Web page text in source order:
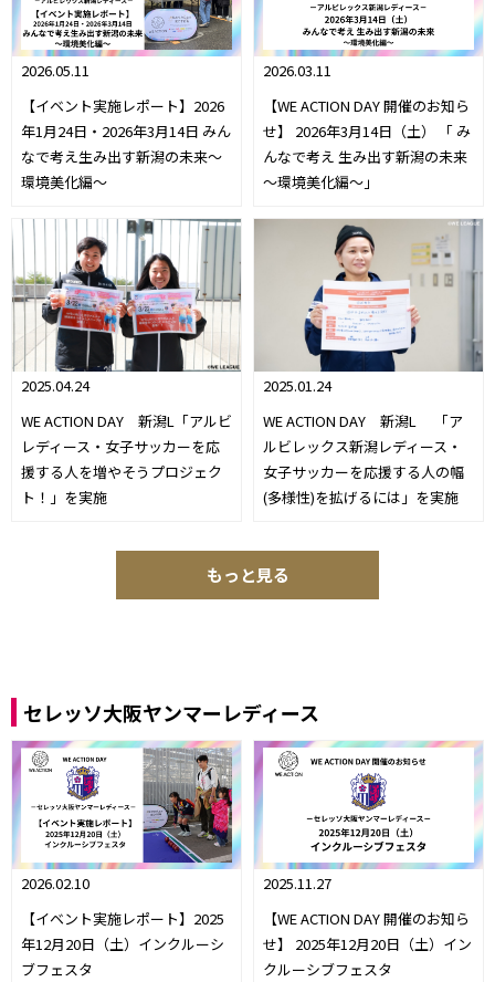
2026.05.11
【イベント実施レポート】2026
年1月24日・2026年3月14日 みん
なで考え生み出す新潟の未来～
環境美化編～
2026.03.11
【WE ACTION DAY 開催のお知ら
せ】 2026年3月14日（土） 「 み
んなで考え 生み出す新潟の未来
～環境美化編～」
2025.04.24
WE ACTION DAY 新潟L「アルビ
レディース・女子サッカーを応
援する人を増やそうプロジェク
ト！」を実施
2025.01.24
WE ACTION DAY 新潟L 「ア
ルビレックス新潟レディース・
女子サッカーを応援する人の幅
(多様性)を拡げるには」を実施
もっと見る
セレッソ大阪ヤンマーレディース
2026.02.10
【イベント実施レポート】2025
年12月20日（土）インクルーシ
ブフェスタ
2025.11.27
【WE ACTION DAY 開催のお知ら
せ】 2025年12月20日（土）イン
クルーシブフェスタ